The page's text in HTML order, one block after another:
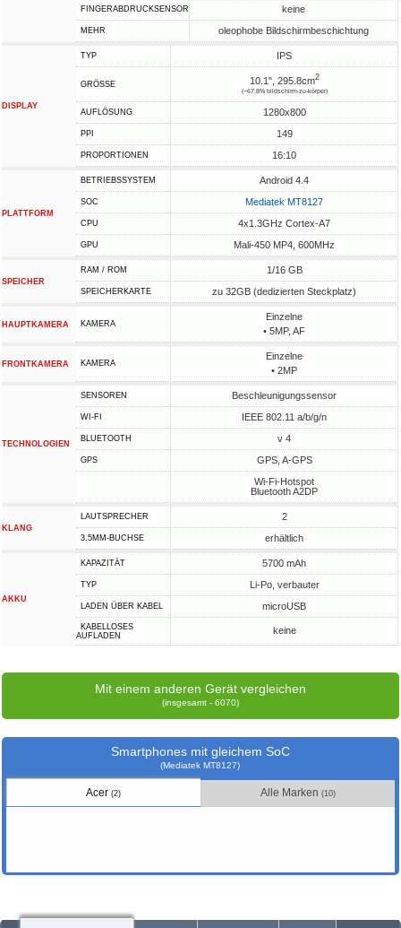
FINGERABDRUCKSENSOR keine
MEHR oleophobe Bildschirmbeschichtung
DISPLAY
TYP IPS
GRÖSSE 10.1", 295.8cm2
(~67.8% bildschirm-zu-körper)
AUFLÖSUNG 1280x800
PPI 149
PROPORTIONEN 16:10
PLATTFORM
BETRIEBSSYSTEM Android 4.4
SOC Mediatek MT8127
CPU 4x1.3GHz Cortex-A7
GPU Mali-450 MP4, 600MHz
SPEICHER
RAM / ROM 1/16 GB
SPEICHERKARTE zu 32GB (dedizierten Steckplatz)
HAUPTKAMERA KAMERA
Einzelne
• 5MP, AF
FRONTKAMERA KAMERA
Einzelne
• 2MP
TECHNOLOGIEN
SENSOREN Beschleunigungssensor
WI-FI IEEE 802.11 a/b/g/n
BLUETOOTH v 4
GPS
GPS, A-GPS
Wi-Fi-Hotspot
Bluetooth A2DP
KLANG
LAUTSPRECHER 2
3,5MM-BUCHSE erhältlich
AKKU
KAPAZITÄT 5700 mAh
TYP Li-Po, verbauter
LADEN ÜBER KABEL microUSB
KABELLOSES
AUFLADEN
keine
Mit einem anderen Gerät vergleichen
(insgesamt - 6070)
Smartphones mit gleichem SoC
(Mediatek MT8127)
Acer(2) Alle Marken (10)